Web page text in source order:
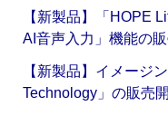
【新製品】「HOPE
AI音声入力」機能の
【新製品】イメージ
Technology」の販売